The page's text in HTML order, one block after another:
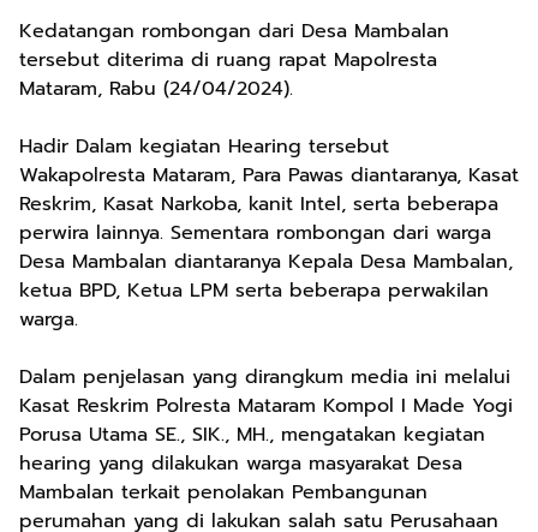
Kedatangan rombongan dari Desa Mambalan
tersebut diterima di ruang rapat Mapolresta
Mataram, Rabu (24/04/2024).
Hadir Dalam kegiatan Hearing tersebut
Wakapolresta Mataram, Para Pawas diantaranya, Kasat
Reskrim, Kasat Narkoba, kanit Intel, serta beberapa
perwira lainnya. Sementara rombongan dari warga
Desa Mambalan diantaranya Kepala Desa Mambalan,
ketua BPD, Ketua LPM serta beberapa perwakilan
warga.
Dalam penjelasan yang dirangkum media ini melalui
Kasat Reskrim Polresta Mataram Kompol I Made Yogi
Porusa Utama SE., SIK., MH., mengatakan kegiatan
hearing yang dilakukan warga masyarakat Desa
Mambalan terkait penolakan Pembangunan
perumahan yang di lakukan salah satu Perusahaan